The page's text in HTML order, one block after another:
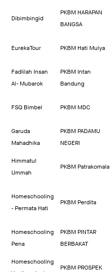
Dibimbingid
PKBM HARAPAN
BANGSA
EurekaTour PKBM Hati Mulya
FadIilah Insan
Al- Mubarok
PKBM Intan
Bandung
FSQ Bimbel PKBM MDC
Garuda
Mahadhika
PKBM PADAMU
NEGERI
Himmatul
Ummah
PKBM Patrakomala
Homeschooling
- Permata Hati
PKBM Perdita
Homeschooling
Pena
PKBM PINTAR
BERBAKAT
Homeschooling
PKBM PROSPEK